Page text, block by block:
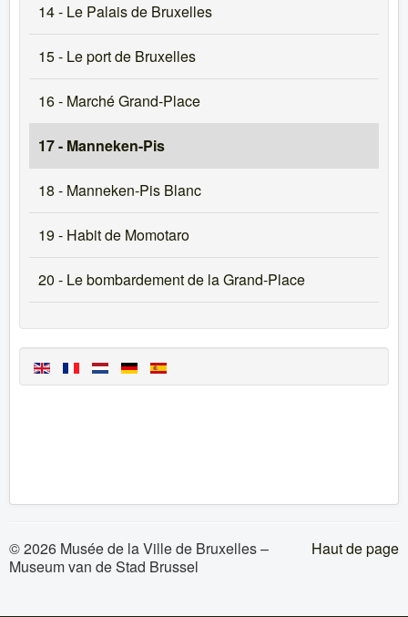
14 - Le Palais de Bruxelles
15 - Le port de Bruxelles
16 - Marché Grand-Place
17 - Manneken-Pis
18 - Manneken-Pis Blanc
19 - Habit de Momotaro
20 - Le bombardement de la Grand-Place
Haut de page
© 2026 Musée de la Ville de Bruxelles –
Museum van de Stad Brussel